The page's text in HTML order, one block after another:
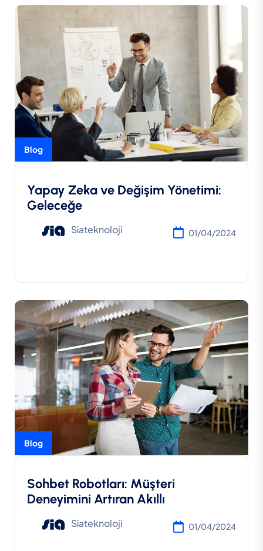
Blog
Yapay Zeka ve Değişim Yönetimi:
Geleceğe
Siateknoloji 01/04/2024
Blog
Sohbet Robotları: Müşteri
Deneyimini Artıran Akıllı
Siateknoloji 01/04/2024